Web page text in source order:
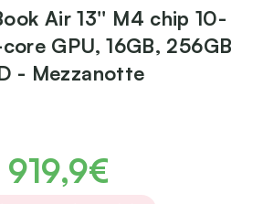
Air 13'' M4 chip 10-
GPU, 16GB, 256GB
- Mezzanotte
919,9€